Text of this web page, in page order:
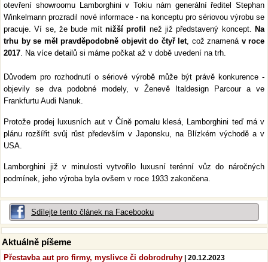
otevření showroomu Lamborghini v Tokiu nám generální ředitel Stephan
Winkelmann prozradil nové informace - na konceptu pro sériovou výrobu se
pracuje. Ví se, že bude mít nižší profil než již představený koncept. Na
trhu by se měl pravděpodobně objevit do čtyř let, což znamená v roce
2017. Na více detailů si máme počkat až v době uvedení na trh.
Důvodem pro rozhodnutí o sériové výrobě může být právě konkurence -
objevily se dva podobné modely, v Ženevě Italdesign Parcour a ve
Frankfurtu Audi Nanuk.
Protože prodej luxusních aut v Číně pomalu klesá, Lamborghini teď má v
plánu rozšířit svůj růst především v Japonsku, na Blízkém východě a v
USA.
Lamborghini již v minulosti vytvořilo luxusní terénní vůz do náročných
podmínek, jeho výroba byla ovšem v roce 1933 zakončena.
Sdílejte tento článek na Facebooku
Aktuálně píšeme
Přestavba aut pro firmy, myslivce či dobrodruhy | 20.12.2023